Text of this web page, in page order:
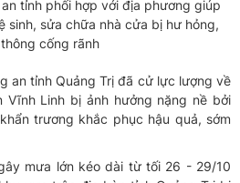
tỉnh phối hợp với địa phương giúp
sinh, sửa chữa nhà cửa bị hư hỏng,
cống rãnh
an tỉnh Quảng Trị đã cử lực lượng về
Linh bị ảnh hưởng nặng nề bởi
trương khắc phục hậu quả, sớm
mưa lớn kéo dài từ tối 26 - 29/10